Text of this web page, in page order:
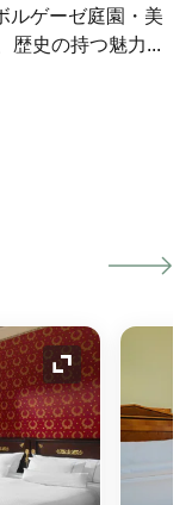
ルゲーゼ庭園・美
歴史の持つ魅力...
アイコンの拡